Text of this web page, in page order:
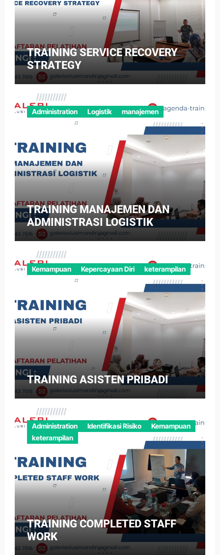
TRAINING SERVICE RECOVERY
STRATEGY
Administration Logistik manajemen
TRAINING MANAJEMEN DAN
ADMINISTRASI LOGISTIK
Kemampuan Kepercayaan Diri keterampilan
TRAINING ASISTEN PRIBADI
Administration Identifikasi Risiko
Kemampuan
keterampilan
TRAINING COMPLETED STAFF
WORK